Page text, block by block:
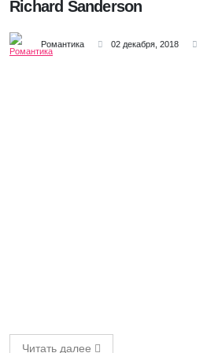
Richard Sanderson
Романтика 02 декабря, 2018
Читать далее